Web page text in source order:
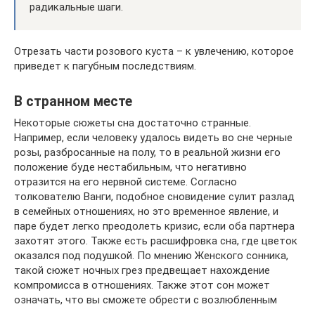
радикальные шаги.
Отрезать части розового куста – к увлечению, которое
приведет к пагубным последствиям.
В странном месте
Некоторые сюжеты сна достаточно странные.
Например, если человеку удалось видеть во сне черные
розы, разбросанные на полу, то в реальной жизни его
положение буде нестабильным, что негативно
отразится на его нервной системе. Согласно
толкователю Ванги, подобное сновидение сулит разлад
в семейных отношениях, но это временное явление, и
паре будет легко преодолеть кризис, если оба партнера
захотят этого. Также есть расшифровка сна, где цветок
оказался под подушкой. По мнению Женского сонника,
такой сюжет ночных грез предвещает нахождение
компромисса в отношениях. Также этот сон может
означать, что вы сможете обрести с возлюбленным